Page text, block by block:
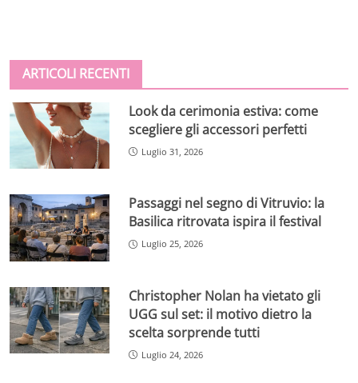
ARTICOLI RECENTI
Look da cerimonia estiva: come
scegliere gli accessori perfetti
Luglio 31, 2026
Passaggi nel segno di Vitruvio: la
Basilica ritrovata ispira il festival
Luglio 25, 2026
Christopher Nolan ha vietato gli
UGG sul set: il motivo dietro la
scelta sorprende tutti
Luglio 24, 2026